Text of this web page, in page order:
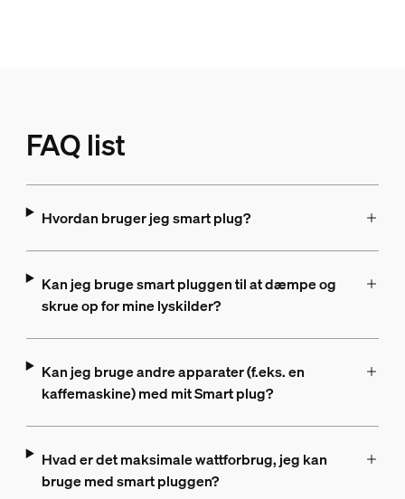
FAQ list
Hvordan bruger jeg smart plug?
Kan jeg bruge smart pluggen til at dæmpe og
skrue op for mine lyskilder?
Kan jeg bruge andre apparater (f.eks. en
kaffemaskine) med mit Smart plug?
Hvad er det maksimale wattforbrug, jeg kan
bruge med smart pluggen?